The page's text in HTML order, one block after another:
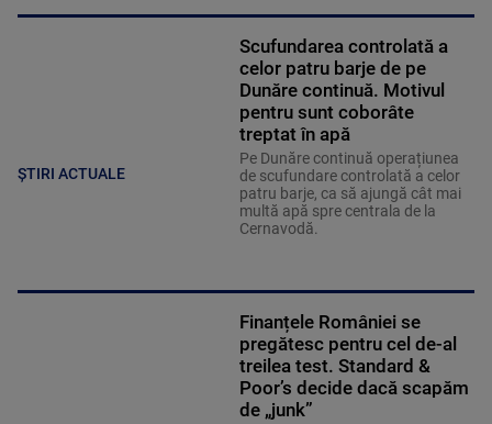
ȘTIRI ACTUALE
Scufundarea controlată a
celor patru barje de pe
Dunăre continuă. Motivul
pentru sunt coborâte
treptat în apă
Pe Dunăre continuă operațiunea
de scufundare controlată a celor
patru barje, ca să ajungă cât mai
multă apă spre centrala de la
Cernavodă.
Finanțele României se
pregătesc pentru cel de-al
treilea test. Standard &
Poor’s decide dacă scapăm
de „junk”